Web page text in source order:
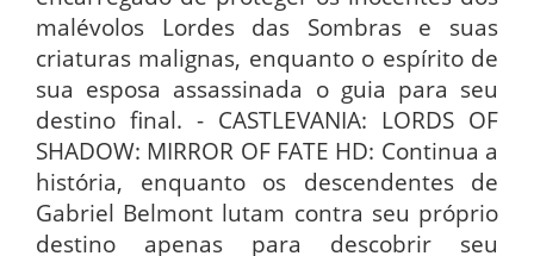
malévolos Lordes das Sombras e suas
criaturas malignas, enquanto o espírito de
sua esposa assassinada o guia para seu
destino final. - CASTLEVANIA: LORDS OF
SHADOW: MIRROR OF FATE HD: Continua a
história, enquanto os descendentes de
Gabriel Belmont lutam contra seu próprio
destino apenas para descobrir seu